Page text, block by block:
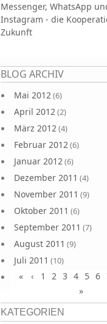
Messenger, WhatsApp
Instagram - die
Zukunft
BLOG ARCHIV
Mai 2012(6)
April 2012(2)
März 2012(4)
Februar 2012(6)
Januar 2012(6)
Dezember 2011 (4)
November 2011 (9)
Oktober 2011 (6)
September 2011 (7)
August 2011 (9)
Juli 2011 (10)
Juni 2011(9)
Seiten
« ‹ 1 2 3 4 5 6
»
KATEGORIEN